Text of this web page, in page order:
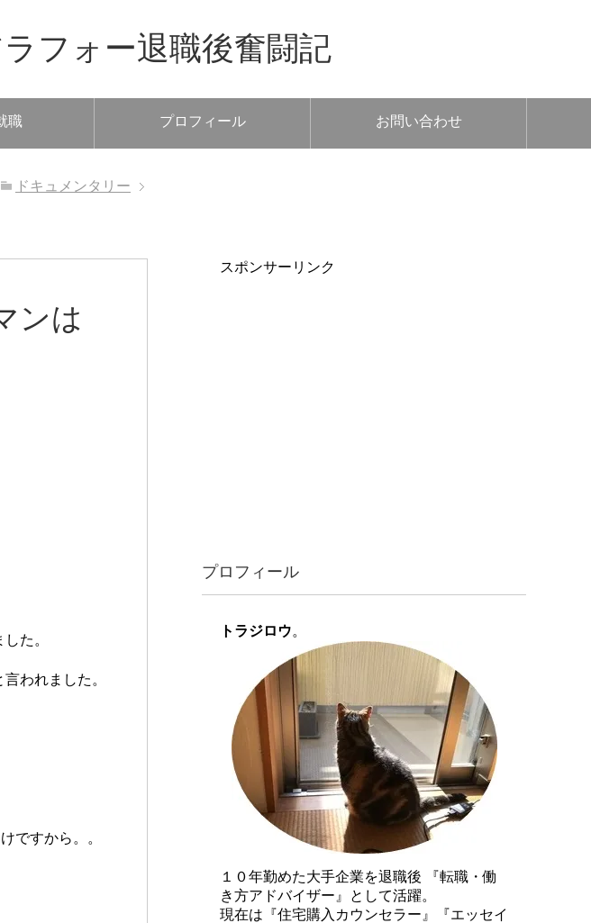
フォー退職後奮闘記
職 プロフィール お問い合わせ
ドキュメンタリー
ンは
た。
われました。
ですから。。
スポンサーリンク
プロフィール
トラジロウ。
１０年勤めた大手企業を退職後 『転職・働
き方アドバイザー』として活躍。
現在は『住宅購入カウンセラー』『エッセイ